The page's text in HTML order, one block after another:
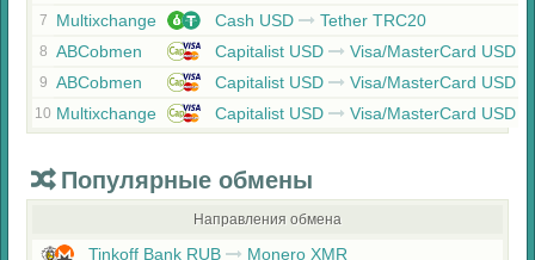
7 Multixchange Cash USD Tether TRC20
8 ABCobmen Capitalist USD Visa/MasterCard USD
9 ABCobmen Capitalist USD Visa/MasterCard USD
10 Multixchange Capitalist USD Visa/MasterCard USD
Популярные обмены
Направления обмена
Tinkoff Bank RUB
Monero XMR